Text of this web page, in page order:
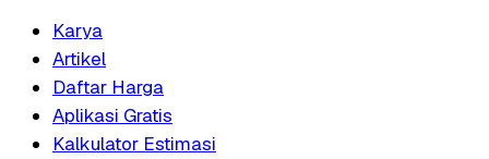
Karya
Artikel
Daftar Harga
Aplikasi Gratis
Kalkulator Estimasi